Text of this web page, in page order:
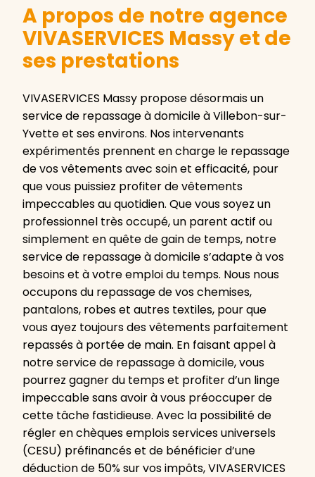
A propos de notre agence
VIVASERVICES Massy et de
ses prestations
VIVASERVICES Massy propose désormais un
service de repassage à domicile à Villebon-sur-
Yvette et ses environs. Nos intervenants
expérimentés prennent en charge le repassage
de vos vêtements avec soin et efficacité, pour
que vous puissiez profiter de vêtements
impeccables au quotidien. Que vous soyez un
professionnel très occupé, un parent actif ou
simplement en quête de gain de temps, notre
service de repassage à domicile s’adapte à vos
besoins et à votre emploi du temps. Nous nous
occupons du repassage de vos chemises,
pantalons, robes et autres textiles, pour que
vous ayez toujours des vêtements parfaitement
repassés à portée de main. En faisant appel à
notre service de repassage à domicile, vous
pourrez gagner du temps et profiter d’un linge
impeccable sans avoir à vous préoccuper de
cette tâche fastidieuse. Avec la possibilité de
régler en chèques emplois services universels
(CESU) préfinancés et de bénéficier d’une
déduction de 50% sur vos impôts, VIVASERVICES